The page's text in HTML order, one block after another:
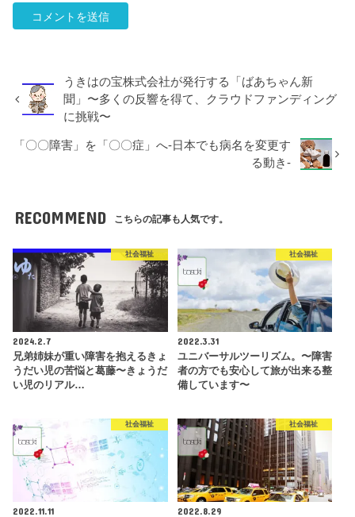
うきはの宝株式会社が発行する「ばあちゃん新
聞」〜多くの反響を得て、クラウドファンディング
に挑戦〜
「〇〇障害」を「〇〇症」へ-日本でも病名を変更す
る動き-
RECOMMEND こちらの記事も人気です。
社会福祉
2024.2.7
兄弟姉妹が重い障害を抱えるきょ
うだい児の苦悩と葛藤〜きょうだ
い児のリアル…
社会福祉
2022.3.31
ユニバーサルツーリズム。〜障害
者の方でも安心して旅が出来る整
備しています〜
社会福祉
2022.11.11
社会福祉
2022.8.29